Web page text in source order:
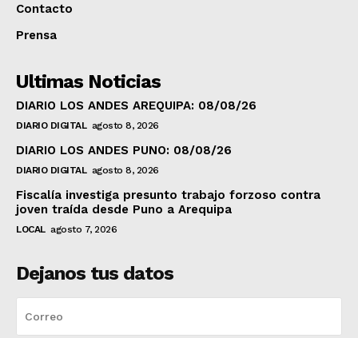
Contacto
Prensa
Ultimas Noticias
DIARIO LOS ANDES AREQUIPA: 08/08/26
DIARIO DIGITAL agosto 8, 2026
DIARIO LOS ANDES PUNO: 08/08/26
DIARIO DIGITAL agosto 8, 2026
Fiscalía investiga presunto trabajo forzoso contra
joven traída desde Puno a Arequipa
LOCAL agosto 7, 2026
Dejanos tus datos